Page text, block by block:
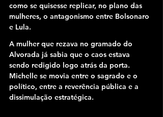
como se quisesse replicar, no plano das
mulheres, o antagonismo entre Bolsonaro
e Lula.
A mulher que rezava no gramado do
Alvorada já sabia que o caos estava
sendo redigido logo atrás da porta.
Michelle se movia entre o sagrado e o
político, entre a reverência pública e a
dissimulação estratégica.